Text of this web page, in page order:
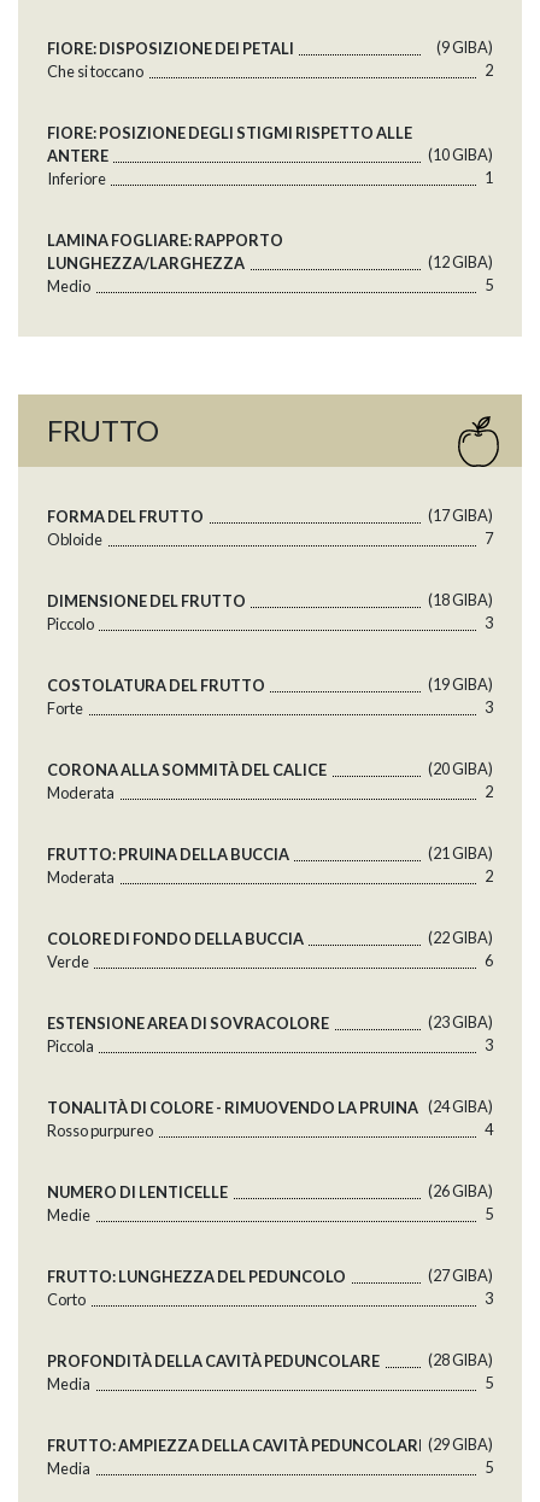
FIORE: DISPOSIZIONE DEI PETALI
(9 GlBA)
Che si toccano
2
FIORE: POSIZIONE DEGLI STIGMI RISPETTO ALLE
ANTERE
(10 GlBA)
Inferiore
1
LAMINA FOGLIARE: RAPPORTO
LUNGHEZZA/LARGHEZZA
(12 GlBA)
Medio
5
FRUTTO
FORMA DEL FRUTTO
(17 GlBA)
Obloide
7
DIMENSIONE DEL FRUTTO
(18 GlBA)
Piccolo
3
COSTOLATURA DEL FRUTTO
(19 GlBA)
Forte
3
CORONA ALLA SOMMITÀ DEL CALICE
(20 GlBA)
Moderata
2
FRUTTO: PRUINA DELLA BUCCIA
(21 GlBA)
Moderata
2
COLORE DI FONDO DELLA BUCCIA
(22 GlBA)
Verde
6
ESTENSIONE AREA DI SOVRACOLORE
(23 GlBA)
Piccola
3
TONALITÀ DI COLORE - RIMUOVENDO LA PRUINA (24 GlBA)
Rosso purpureo
4
NUMERO DI LENTICELLE
(26 GlBA)
Medie
5
FRUTTO: LUNGHEZZA DEL PEDUNCOLO
(27 GlBA)
Corto
3
PROFONDITÀ DELLA CAVITÀ PEDUNCOLARE
(28 GlBA)
Media
5
FRUTTO: AMPIEZZA DELLA CAVITÀ PEDUNCOLARE (29 GlBA)
Media
5